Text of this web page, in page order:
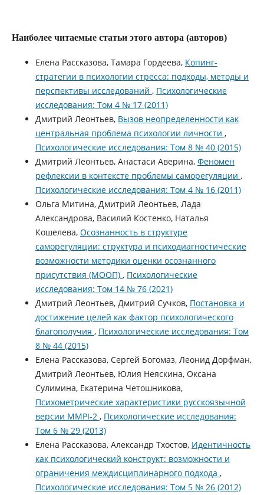
Наиболее читаемые статьи этого автора (авторов)
Елена Рассказова, Тамара Гордеева, Копинг-
стратегии в психологии стресса: подходы, методы и
перспективы исследований , Психологические
исследования: Том 4 № 17 (2011)
Дмитрий Леонтьев, Вызов неопределенности как
центральная проблема психологии личности ,
Психологические исследования: Том 8 № 40 (2015)
Дмитрий Леонтьев, Анастаcи Аверина, Феномен
рефлексии в контексте проблемы саморегуляции ,
Психологические исследования: Том 4 № 16 (2011)
Ольга Митина, Дмитрий Леонтьев, Лада
Александрова, Василий Костенко, Наталья
Кошелева, Осознанность в структуре
саморегуляции: структура и психодиагностические
возможности методики оценки осознанного
присутствия (МООП) , Психологические
исследования: Том 14 № 76 (2021)
Дмитрий Леонтьев, Дмитрий Сучков, Постановка и
достижение целей как фактор психологического
благополучия , Психологические исследования: Том
8 № 44 (2015)
Елена Рассказова, Сергей Богомаз, Леонид Дорфман,
Дмитрий Леонтьев, Юлия Неяскина, Оксана
Сулимина, Екатерина Четошникова,
Психометрические характеристики русскоязычной
версии MMPI-2 , Психологические исследования:
Том 6 № 29 (2013)
Елена Рассказова, Александр Тхостов, Идентичность
как психологический конструкт: возможности и
ограничения междисциплинарного подхода ,
Психологические исследования: Том 5 № 26 (2012)